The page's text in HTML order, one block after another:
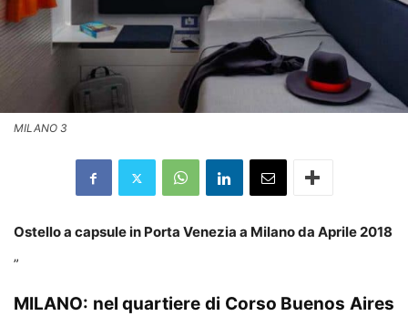
MILANO 3
Ostello a capsule in Porta Venezia a Milano da Aprile 2018
„
MILANO: nel quartiere di Corso Buenos Aires